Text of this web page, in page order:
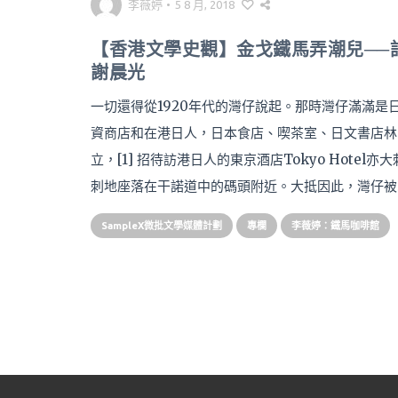
李薇婷 • 5 8 月, 2018
【香港文學史觀】金戈鐵馬弄潮兒──
謝晨光
一切還得從1920年代的灣仔說起。那時灣仔滿滿是
資商店和在港日人，日本食店、喫茶室、日文書店林
立，[1] 招待訪港日人的東京酒店Tokyo Hotel亦大
刺地座落在干諾道中的碼頭附近。大抵因此，灣仔
SampleX微批文學媒體計劃 專欄 李薇婷：鐵馬咖啡館